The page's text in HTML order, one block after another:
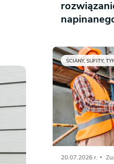
ŚCIANY, SUFITY,
20.07.2026 r.